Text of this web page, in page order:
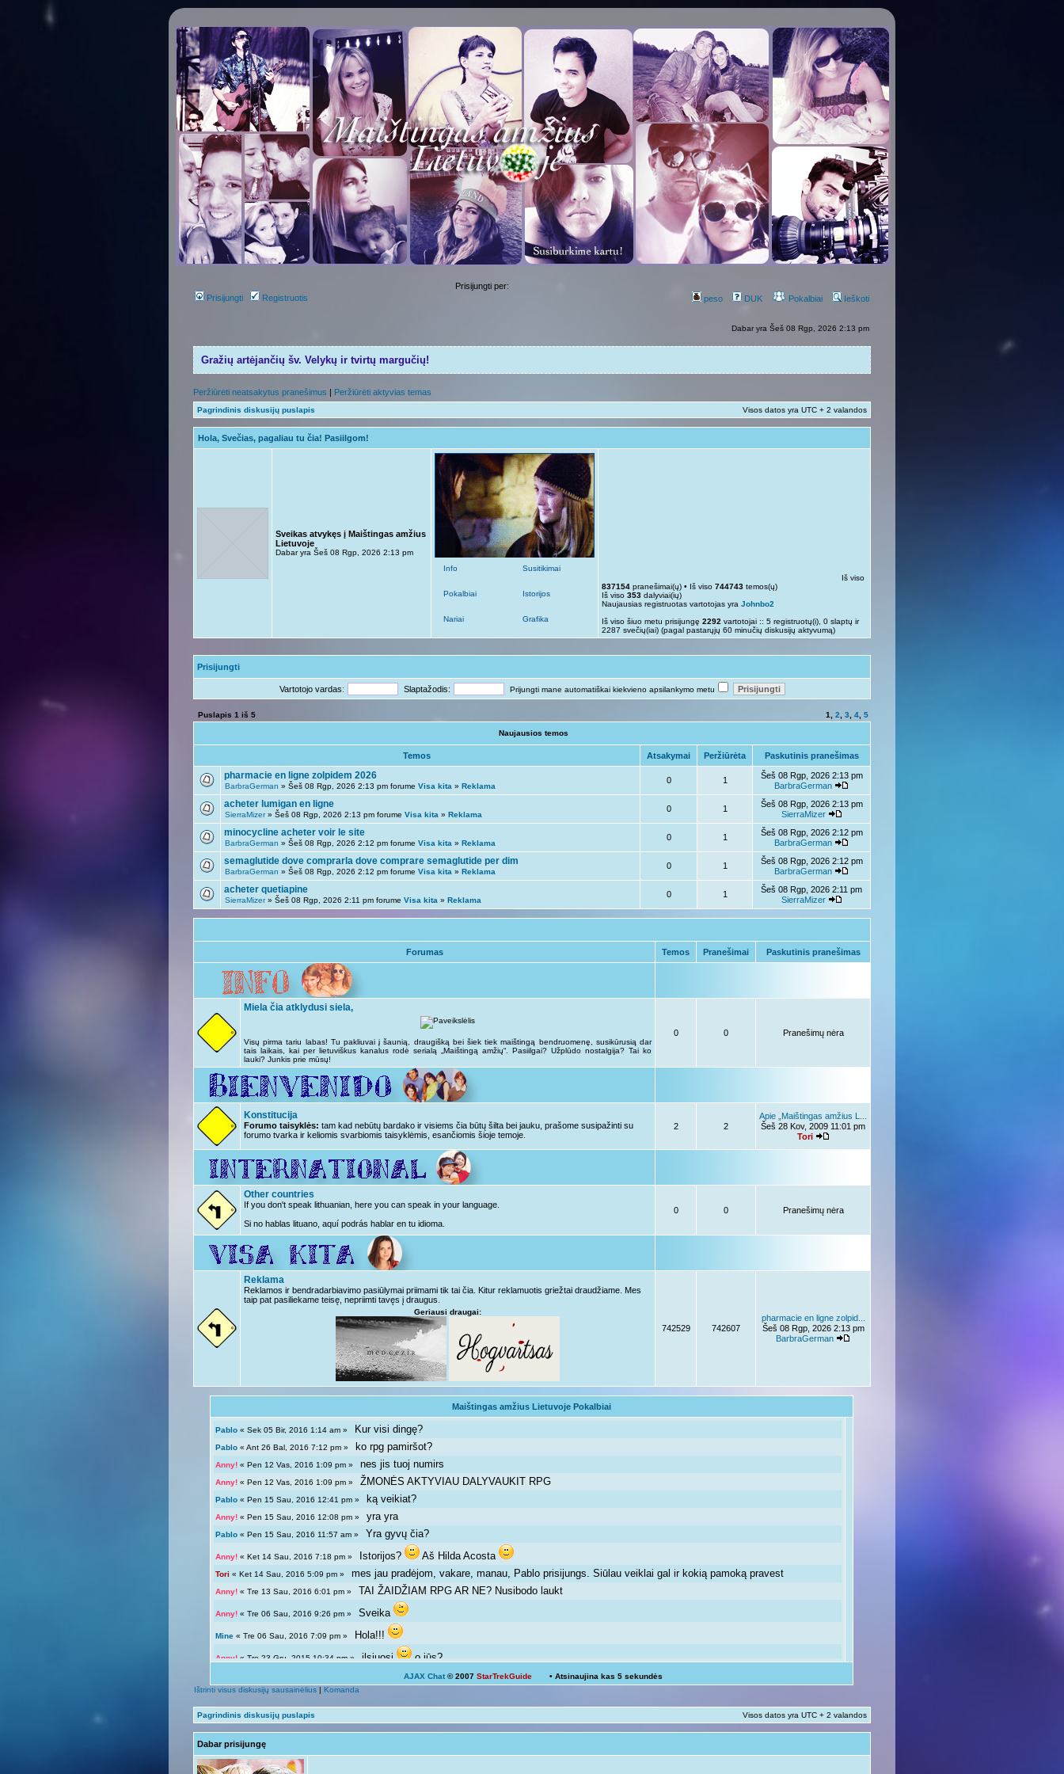
Prisijungti Registruotis
Prisijungti per:
peso
DUK Pokalbiai Ieškoti
Dabar yra Šeš 08 Rgp, 2026 2:13 pm
Gražių artėjančių šv. Velykų ir tvirtų margučių!
Peržiūrėti neatsakytus pranešimus | Peržiūrėti aktyvias temas
Pagrindinis diskusijų puslapis Visos datos yra UTC + 2 valandos
Hola, Svečias, pagaliau tu čia! Pasiilgom!
Sveikas atvykęs į Maištingas amžius
Lietuvoje
Dabar yra Šeš 08 Rgp, 2026 2:13 pm
Info
Pokalbiai
Nariai
Susitikimai
Istorijos
Grafika
Iš viso
837154 pranešimai(ų) • Iš viso 744743 temos(ų)
Iš viso 353 dalyviai(ių)
Naujausias registruotas vartotojas yra Johnbo2
Iš viso šiuo metu prisijungę 2292 vartotojai :: 5 registruotų(i), 0 slaptų ir
2287 svečių(iai) (pagal pastarųjų 60 minučių diskusijų aktyvumą)
Prisijungti
Vartotojo vardas: Slaptažodis: Prijungti mane automatiškai kiekvieno apsilankymo metu
Puslapis 1 iš 5 1 2 3 4 5
Naujausios temos
Temos Atsakymai Peržiūrėta Paskutinis pranešimas
pharmacie en ligne zolpidem 2026
BarbraGerman » Šeš 08 Rgp, 2026 2:13 pm forume Visa kita » Reklama
0 1
Šeš 08 Rgp, 2026 2:13 pm
BarbraGerman
acheter lumigan en ligne
SierraMizer» Šeš 08 Rgp, 2026 2:13 pm forume Visa kita » Reklama
0 1
Šeš 08 Rgp, 2026 2:13 pm
SierraMizer
minocycline acheter voir le site
BarbraGerman » Šeš 08 Rgp, 2026 2:12 pm forume Visa kita » Reklama
0 1
Šeš 08 Rgp, 2026 2:12 pm
BarbraGerman
semaglutide dove comprarla dove comprare semaglutide per dim
BarbraGerman » Šeš 08 Rgp, 2026 2:12 pm forume Visa kita » Reklama
0 1
Šeš 08 Rgp, 2026 2:12 pm
BarbraGerman
acheter quetiapine
SierraMizer» Šeš 08 Rgp, 2026 2:11 pm forume Visa kita » Reklama
0 1
Šeš 08 Rgp, 2026 2:11 pm
SierraMizer
Forumas Temos Pranešimai Paskutinis pranešimas
Miela čia atklydusi siela,
Visų pirma tariu labas! Tu pakliuvai į šaunią, draugišką bei šiek tiek maištingą bendruomenę, susikūrusią dar
tais laikais, kai per lietuviškus kanalus rodė serialą „Maištingą amžių“. Pasiilgai? Užplūdo nostalgija? Tai ko
lauki? Junkis prie mūsų!
0 0 Pranešimų nėra
Konstitucija
Forumo taisyklės: tam kad nebūtų bardako ir visiems čia būtų šilta bei jauku, prašome susipažinti su
forumo tvarka ir keliomis svarbiomis taisyklėmis, esančiomis šioje temoje.
2 2
Apie „Maištingas amžius L...
Šeš 28 Kov, 2009 11:01 pm
Tori
Other countries
If you don't speak lithuanian, here you can speak in your language.
Si no hablas lituano, aquí podrás hablar en tu idioma.
0 0 Pranešimų nėra
Reklama
Reklamos ir bendradarbiavimo pasiūlymai priimami tik tai čia. Kitur reklamuotis griežtai draudžiame. Mes
taip pat pasiliekame teisę, nepriimti tavęs į draugus.
Geriausi draugai:
742529 742607
pharmacie en ligne zolpid...
Šeš 08 Rgp, 2026 2:13 pm
BarbraGerman
Maištingas amžius Lietuvoje Pokalbiai
Pablo « Sek 05 Bir, 2016 1:14 am » Kur visi dingę?
Pablo « Ant 26 Bal, 2016 7:12 pm » ko rpg pamiršot?
Anny! « Pen 12 Vas, 2016 1:09 pm »nes jis tuoj numirs
Anny! « Pen 12 Vas, 2016 1:09 pm »ŽMONĖS AKTYVIAU DALYVAUKIT RPG
Pablo « Pen 15 Sau, 2016 12:41 pm » ką veikiat?
Anny! « Pen 15 Sau, 2016 12:08 pm »yra yra
Pablo « Pen 15 Sau, 2016 11:57 am » Yra gyvų čia?
Anny! « Ket 14 Sau, 2016 7:18 pm » Istorijos? Aš Hilda Acosta
Tori « Ket 14 Sau, 2016 5:09 pm »mes jau pradėjom, vakare, manau, Pablo prisijungs. Siūlau veiklai gal ir kokią pamoką pravest
Anny! « Tre 13 Sau, 2016 6:01 pm » TAI ŽAIDŽIAM RPG AR NE? Nusibodo laukt
Anny! « Tre 06 Sau, 2016 9:26 pm »Sveika
Mine « Tre 06 Sau, 2016 7:09 pm » Hola!!!
Anny! « Tre 23 Gru, 2015 10:34 pm »ilsiuosi o jūs?
Ką veikiat?
Anny!« Sek 13 Rgs, 2015 9:54 pm »galima ir atsipalaiduoti nuo mokslų
Giedryte.« Sek 13 Rgs, 2015 7:40 pm »
Anny!« Pir 07 Rgs, 2015 9:14 pm »
AJAX Chat © 2007StarTrekGuide • Atsinaujina kas5 sekundės
Ištrinti visus diskusijų sausainėlius | Komanda
Pagrindinis diskusijų puslapis Visos datos yra UTC + 2 valandos
Dabar prisijungę